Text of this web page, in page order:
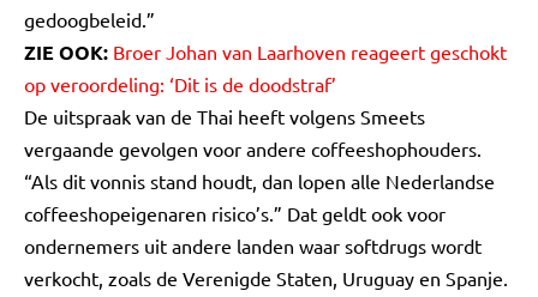
gedoogbeleid.”
ZIE OOK: Broer Johan van Laarhoven reageert geschokt
op veroordeling: ‘Dit is de doodstraf’
De uitspraak van de Thai heeft volgens Smeets
vergaande gevolgen voor andere coffeeshophouders.
“Als dit vonnis stand houdt, dan lopen alle Nederlandse
coffeeshopeigenaren risico’s.” Dat geldt ook voor
ondernemers uit andere landen waar softdrugs wordt
verkocht, zoals de Verenigde Staten, Uruguay en Spanje.